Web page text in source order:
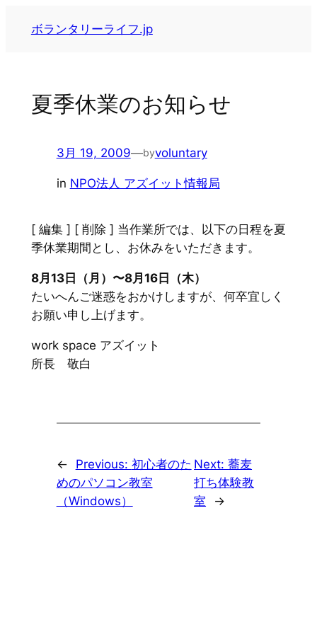
ボランタリーライフ.jp
夏季休業のお知らせ
3月 19, 2009—byvoluntary
in NPO法人 アズイット情報局
[ 編集 ] [ 削除 ] 当作業所では、以下の日程を夏
季休業期間とし、お休みをいただきます。
8月13日（月）〜8月16日（木）
たいへんご迷惑をおかけしますが、何卒宜しく
お願い申し上げます。
work space アズイット
所長 敬白
← Previous: 初心者のた
めのパソコン教室
（Windows）
Next:蕎麦
打ち体験教
室
→